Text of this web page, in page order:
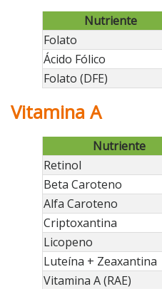
Nutriente
Folato
Ácido Fólico
Folato (DFE)
Vitamina A
Nutriente
Retinol
Beta Caroteno
Alfa Caroteno
Criptoxantina
Licopeno
Luteína + Zeaxantina
Vitamina A (RAE)